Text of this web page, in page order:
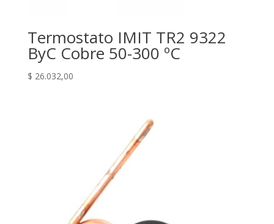
Termostato IMIT TR2 9322
ByC Cobre 50-300 ºC
$ 26.032,00